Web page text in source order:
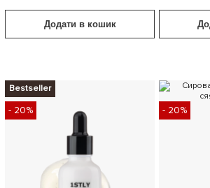
Додати в кошик
- 20%
Bestseller
- 20%